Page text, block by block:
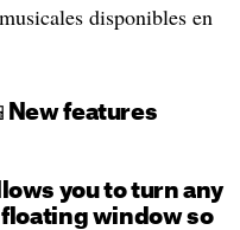
disponibles en
New features
you to turn any
window so